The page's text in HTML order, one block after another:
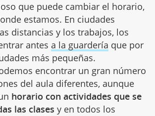
que puede cambiar el horario,
estamos. En ciudades
distancias y los trabajos, los
antes a la guardería que por
más pequeñas.
encontrar un gran número
del aula diferentes, aunque
horario con actividades que se
las clases y en todos los